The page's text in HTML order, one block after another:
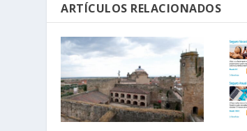
ARTÍCULOS RELACIONADOS